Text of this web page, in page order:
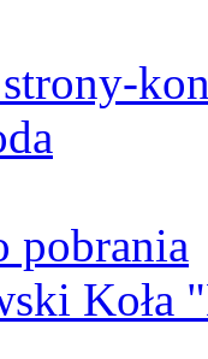
pobrania
Koła